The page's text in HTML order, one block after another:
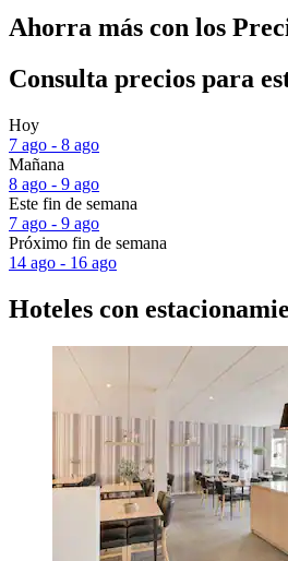
Ahorra más con los
Consulta precios para
Hoy
7 ago - 8 ago
Mañana
8 ago - 9 ago
Este fin de semana
7 ago - 9 ago
Próximo fin de semana
14 ago - 16 ago
Hoteles con